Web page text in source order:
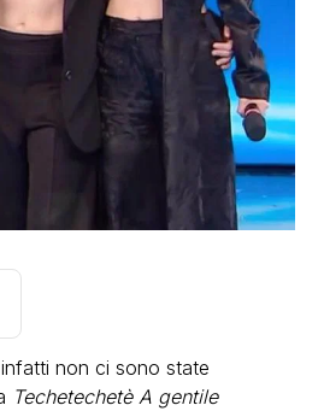
non ci sono state
Techetechetè A gentile